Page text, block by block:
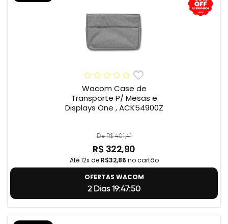
Wacom Case de
Transporte P/ Mesas e
Displays One , ACK54900Z
De R$ 401,41
R$ 322,90
Até 12x de R$32,86 no cartão
OFERTAS WACOM
2 Dias 19:47:49